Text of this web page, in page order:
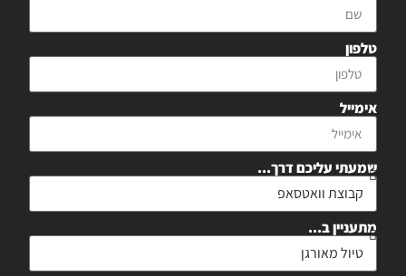
טלפון
אימייל
שמעתי עליכם דרך...
מתעניין ב...